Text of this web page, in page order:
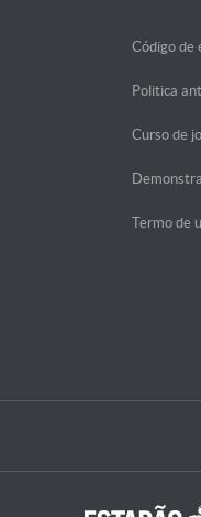
Código de
Politica
Curso de
Termo de